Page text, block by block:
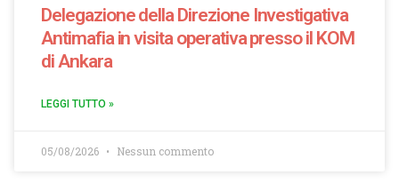
Delegazione della Direzione Investigativa
Antimafia in visita operativa presso il KOM
di Ankara
LEGGI TUTTO »
05/08/2026 Nessun commento